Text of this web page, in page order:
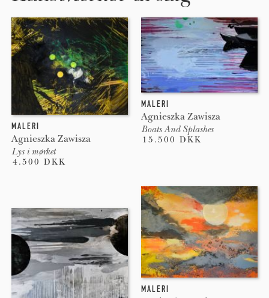
MALERI
Agnieszka Zawisza
Lys i mørket
4.500 DKK
MALERI
Agnieszka Zawisza
Boats And Splashes
15.500 DKK
MALERI